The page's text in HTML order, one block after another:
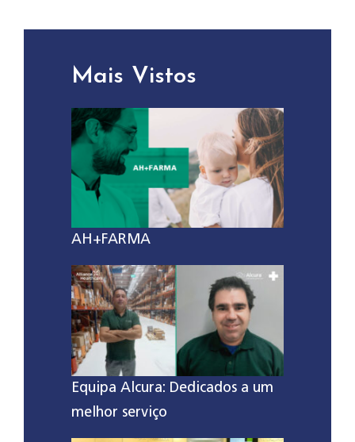
Mais Vistos
AH+FARMA
Equipa Alcura: Dedicados a um
melhor serviço